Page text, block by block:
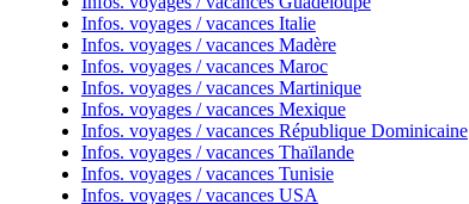
Infos. voyages / vacances Italie
Infos. voyages / vacances Madère
Infos. voyages / vacances Maroc
Infos. voyages / vacances Martinique
Infos. voyages / vacances Mexique
Infos. voyages / vacances République Dominicaine
Infos. voyages / vacances Thaïlande
Infos. voyages / vacances Tunisie
Infos. voyages / vacances USA